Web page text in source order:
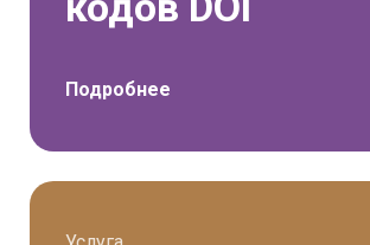
Подробнее